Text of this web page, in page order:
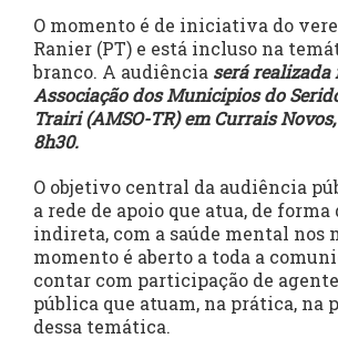
O momento é de iniciativa do
Ranier (PT) e está incluso na
branco. A audiência será realizada
Associação dos Municipios do
Trairi (AMSO-TR) em Currais
8h30.
O objetivo central da audiência
a rede de apoio que atua, de
indireta, com a saúde mental nos
momento é aberto a toda a
contar com participação de
pública que atuam, na prática, na
dessa temática.